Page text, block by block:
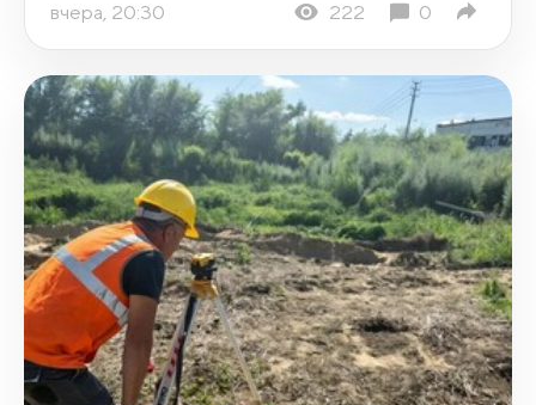
вчера, 20:30 222 0